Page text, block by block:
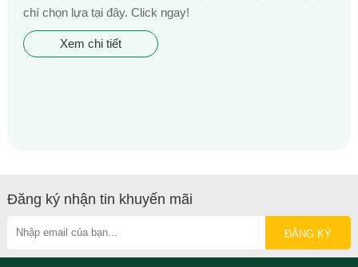
chí chọn lựa tại đây. Click ngay!
Xem chi tiết
Đăng ký nhận tin khuyến mãi